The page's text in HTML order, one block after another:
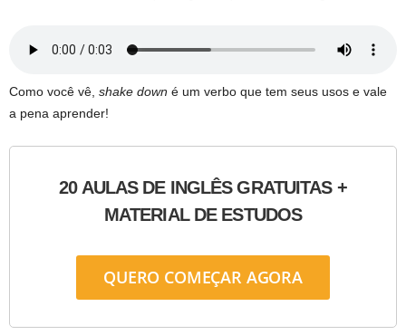
Como você vê, shake down é um verbo que tem seus usos e vale
a pena aprender!
20 AULAS DE INGLÊS GRATUITAS +
MATERIAL DE ESTUDOS
QUERO COMEÇAR AGORA